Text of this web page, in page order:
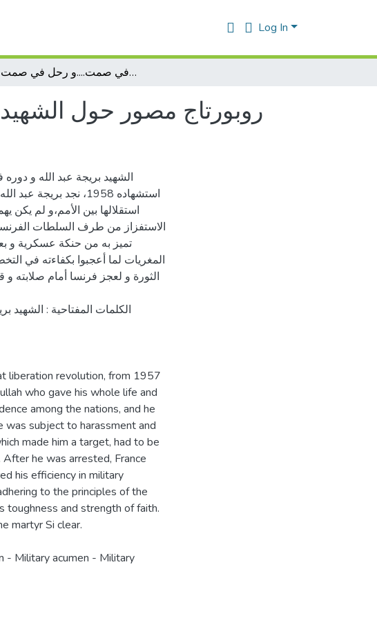
Log In
روبورتاج مصور حول الشهيد بريجة عبد الله جاهد في صمت....و رحل في صمت
روبورتاج مصور حول
استشهاده 1958، نجد
استقلالها بين الأمم،و لم
الاستفزاز من طرف السلطات
تميز به من حنكة عسكرية و
المغريات لما أعجبوا بكفاءته في
الثورة و لعجز فرنسا أمام صلابته و
liberation revolution, from 1957
who gave his whole life and
among the nations, and he
was subject to harassment and
made him a target, had to be
he was arrested, France
his efficiency in military
to the principles of the
toughness and strength of faith.
martyr Si clear.
- Military acumen - Military